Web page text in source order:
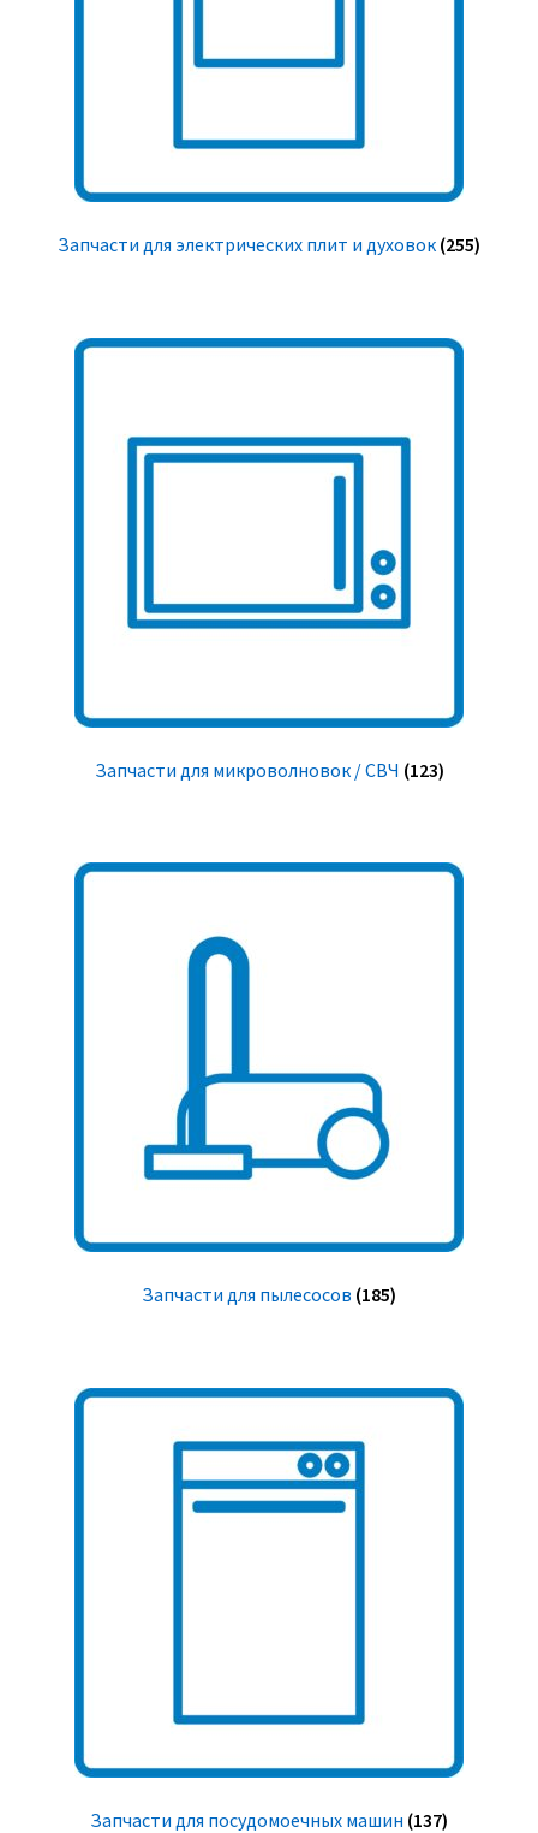
Запчасти для электрических плит и духовок (255)
Запчасти для микроволновок / СВЧ (123)
Запчасти для пылесосов (185)
Запчасти для посудомоечных машин (137)